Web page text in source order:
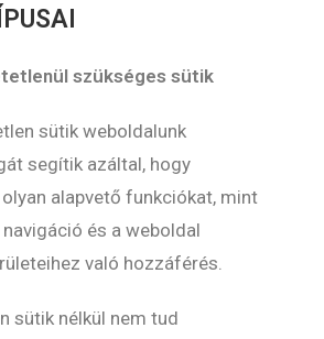
szükséges sütik
sütik weboldalunk
segítik azáltal, hogy
alapvető funkciókat, mint
és a weboldal
való hozzáférés.
sütik nélkül nem tud